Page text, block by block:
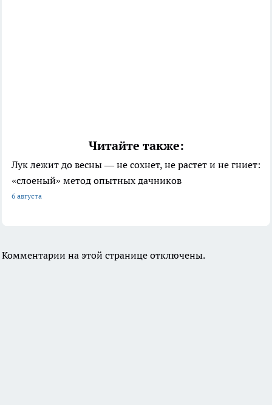
Читайте также:
Лук лежит до весны — не сохнет, не растет и не гниет:
«слоеный» метод опытных дачников
6 августа
Комментарии на этой странице отключены.